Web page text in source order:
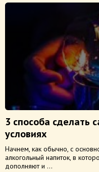
3 способа сделать
условиях
Начнем, как обычно, с
алкогольный напиток, в
дополняют и ...